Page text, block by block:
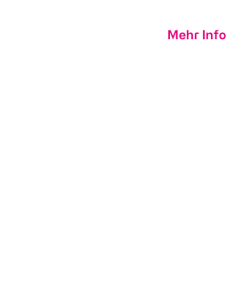
Mehr